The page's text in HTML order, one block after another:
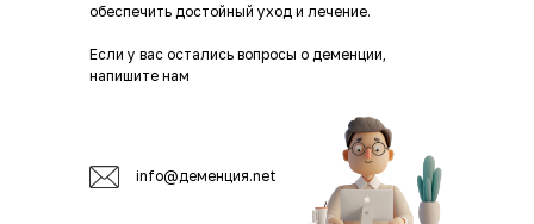
обеспечить достойный уход и лечение.
Если у вас остались вопросы о деменции,
напишите нам
info@деменция.net​